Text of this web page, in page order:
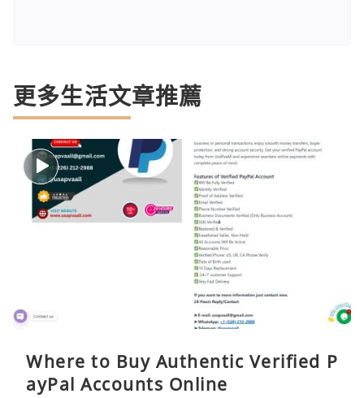
更多生活文章推薦
Where to Buy Authentic Verified P
ayPal Accounts Online